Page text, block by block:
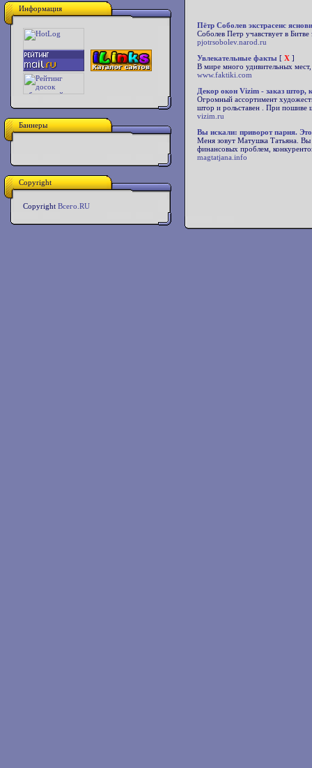
Информация
Баннеры
Copyright
Copyright Всего.RU
Пётр Соболев экстрасенс
Соболев Петр учавствует в
pjotrsobolev.narod.ru
Увлекательные факты [ X ]
В мире много удивительных
www.faktiki.com
Декор окон Vizim - заказ штор,
Огромный ассортимент
штор и рольставен . При пошиве
vizim.ru
Вы искали: приворот парня.
Меня зовут Матушка Татьяна. Вы
финансовых проблем,
magtatjana.info